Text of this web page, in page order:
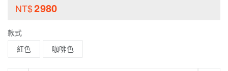
NT$2980
款式
紅色
咖啡色